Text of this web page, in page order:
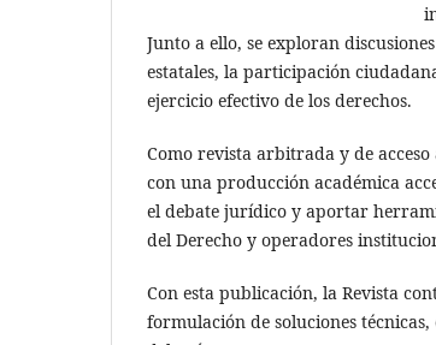
Junto a ello, se exploran
estatales, la participación
ejercicio efectivo de los derechos.
Como revista arbitrada y de
con una producción académica
el debate jurídico y aportar
del Derecho y operadores
Con esta publicación, la Revista
formulación de soluciones